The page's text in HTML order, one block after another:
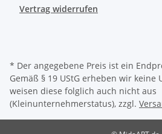
Vertrag widerrufen
* Der angegebene Preis ist ein
Gemäß § 19 UStG erheben wir keine
weisen diese folglich auch nicht aus
(Kleinunternehmerstatus), zzgl.